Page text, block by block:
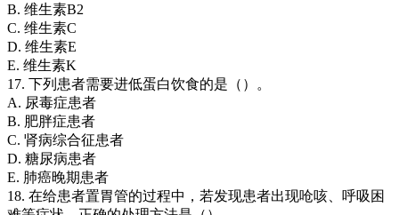
B. 维生素B2
C. 维生素C
D. 维生素E
E. 维生素K
17. 下列患者需要进低蛋白饮食的是（）。
A. 尿毒症患者
B. 肥胖症患者
C. 肾病综合征患者
D. 糖尿病患者
E. 肺癌晚期患者
18. 在给患者置胃管的过程中，若发现患者出现呛咳、呼吸困